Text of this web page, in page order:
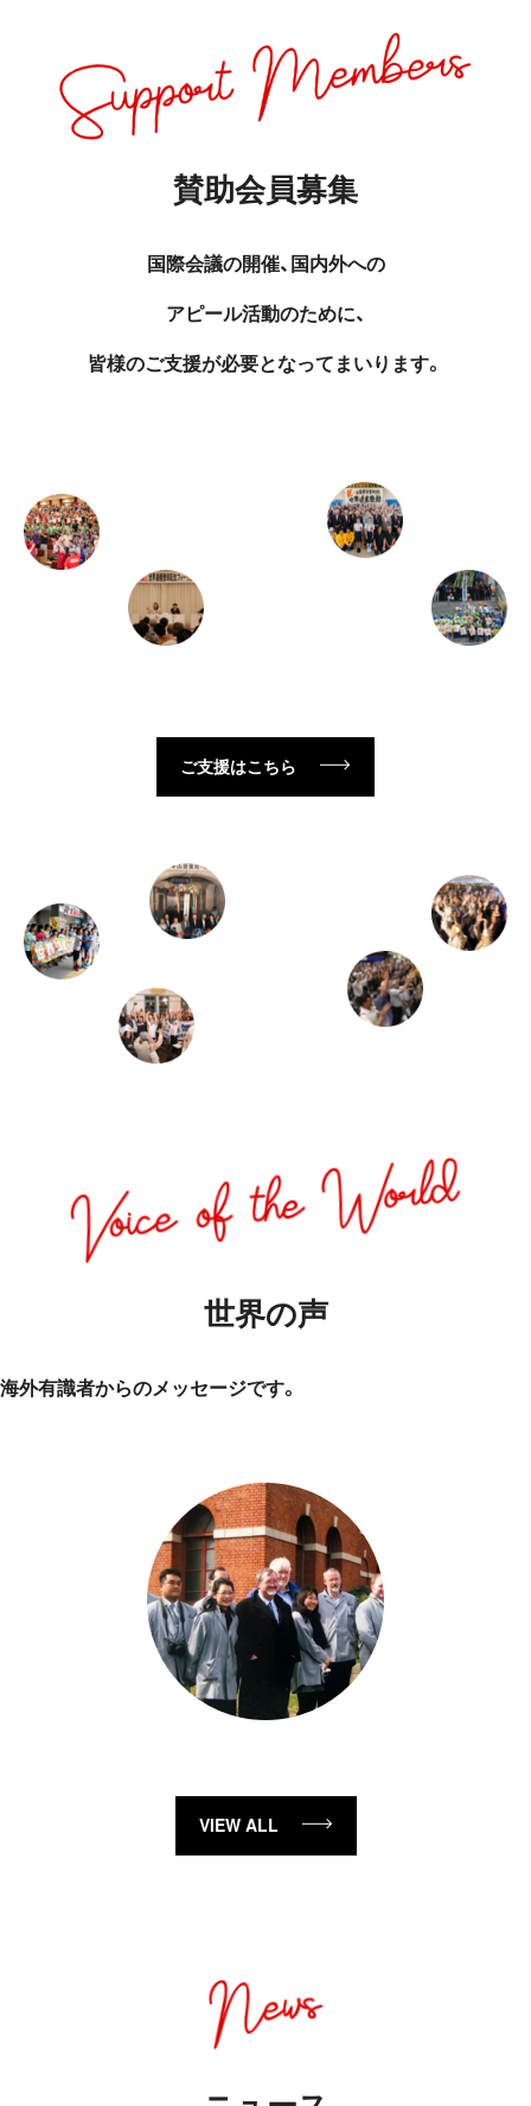
賛助会員募集
国際会議の開催、国内外への
アピール活動のために、
皆様のご支援が必要となってまいります。
ご支援はこちら
世界の声
海外有識者からのメッセージです。
VIEW ALL